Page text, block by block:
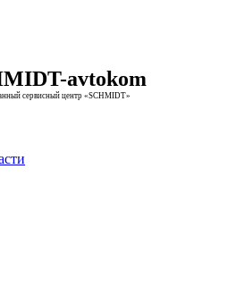
avtokom
сервисный центр «SCHMIDT»